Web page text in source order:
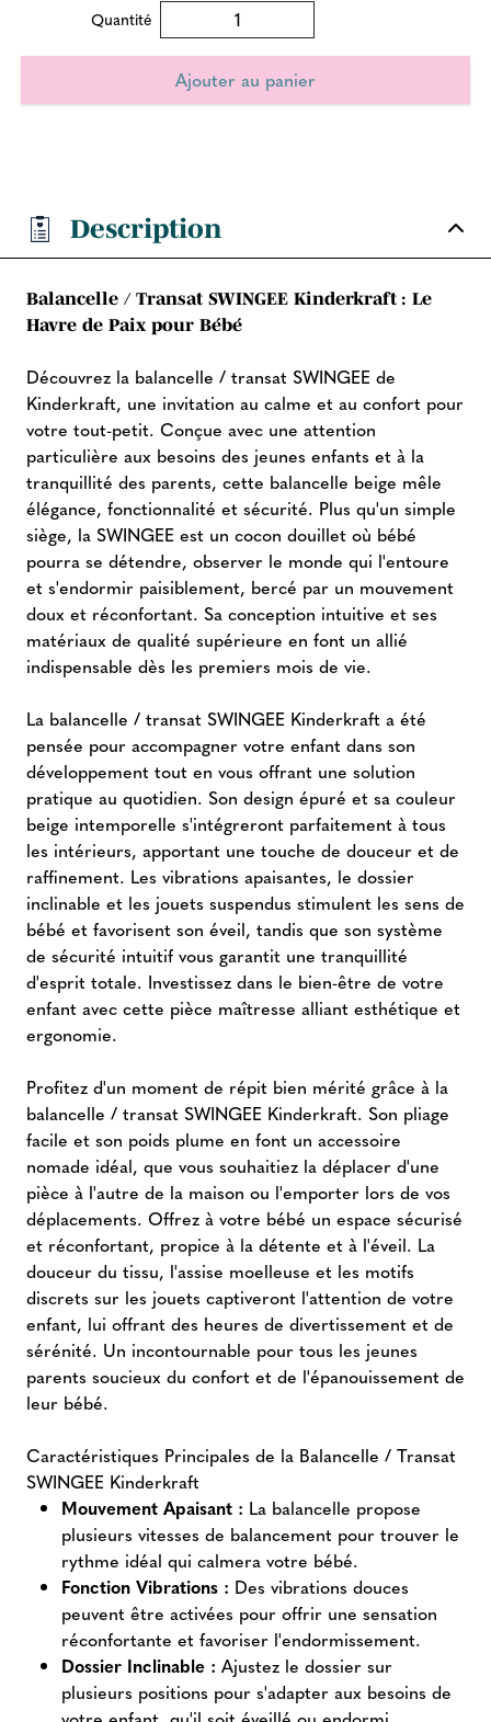
Quantité
Description
Balancelle / Transat SWINGEE Kinderkraft : Le
Havre de Paix pour Bébé
Découvrez la balancelle / transat SWINGEE de
Kinderkraft, une invitation au calme et au confort pour
votre tout-petit. Conçue avec une attention
particulière aux besoins des jeunes enfants et à la
tranquillité des parents, cette balancelle beige mêle
élégance, fonctionnalité et sécurité. Plus qu'un simple
siège, la SWINGEE est un cocon douillet où bébé
pourra se détendre, observer le monde qui l'entoure
et s'endormir paisiblement, bercé par un mouvement
doux et réconfortant. Sa conception intuitive et ses
matériaux de qualité supérieure en font un allié
indispensable dès les premiers mois de vie.
La balancelle / transat SWINGEE Kinderkraft a été
pensée pour accompagner votre enfant dans son
développement tout en vous offrant une solution
pratique au quotidien. Son design épuré et sa couleur
beige intemporelle s'intégreront parfaitement à tous
les intérieurs, apportant une touche de douceur et de
raffinement. Les vibrations apaisantes, le dossier
inclinable et les jouets suspendus stimulent les sens de
bébé et favorisent son éveil, tandis que son système
de sécurité intuitif vous garantit une tranquillité
d'esprit totale. Investissez dans le bien-être de votre
enfant avec cette pièce maîtresse alliant esthétique et
ergonomie.
Profitez d'un moment de répit bien mérité grâce à la
balancelle / transat SWINGEE Kinderkraft. Son pliage
facile et son poids plume en font un accessoire
nomade idéal, que vous souhaitiez la déplacer d'une
pièce à l'autre de la maison ou l'emporter lors de vos
déplacements. Offrez à votre bébé un espace sécurisé
et réconfortant, propice à la détente et à l'éveil. La
douceur du tissu, l'assise moelleuse et les motifs
discrets sur les jouets captiveront l'attention de votre
enfant, lui offrant des heures de divertissement et de
sérénité. Un incontournable pour tous les jeunes
parents soucieux du confort et de l'épanouissement de
leur bébé.
Caractéristiques Principales de la Balancelle / Transat
SWINGEE Kinderkraft
Mouvement Apaisant : La balancelle propose
plusieurs vitesses de balancement pour trouver le
rythme idéal qui calmera votre bébé.
Fonction Vibrations : Des vibrations douces
peuvent être activées pour offrir une sensation
réconfortante et favoriser l'endormissement.
Dossier Inclinable : Ajustez le dossier sur
plusieurs positions pour s'adapter aux besoins de